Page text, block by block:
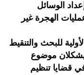
الوسائل
الهجرة غير
للبحث والتنقيط
موضوع
قضايا تنظيم